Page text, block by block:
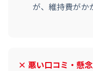
が、維持費がか
× 悪い口コミ・懸